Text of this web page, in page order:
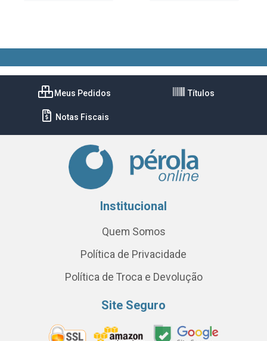
Meus Pedidos Títulos
Notas Fiscais
Institucional
Quem Somos
Política de Privacidade
Política de Troca e Devolução
Site Seguro